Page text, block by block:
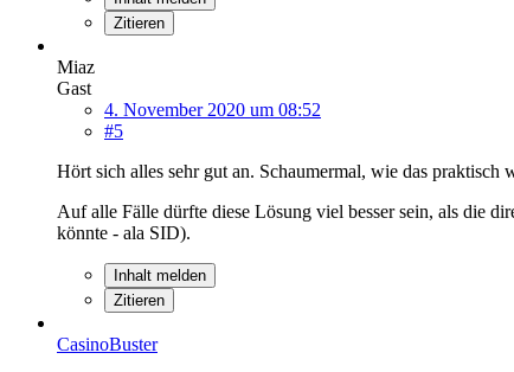
Zitieren
Miaz
Gast
4. November 2020 um 08:52
#5
Hört sich alles sehr gut an. Schaumermal, wie das praktisch
Auf alle Fälle dürfte diese Lösung viel besser sein, als die
könnte - ala SID).
Inhalt melden
Zitieren
CasinoBuster